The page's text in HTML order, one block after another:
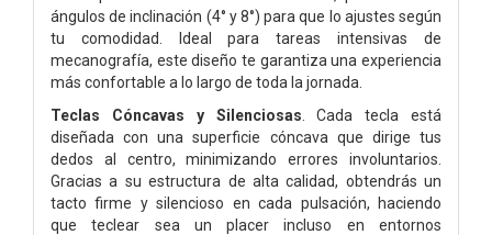
ángulos de inclinación (4° y 8°) para que lo ajustes según
tu comodidad. Ideal para tareas intensivas de
mecanografía, este diseño te garantiza una experiencia
más confortable a lo largo de toda la jornada.
Teclas Cóncavas y Silenciosas . Cada tecla está
diseñada con una superficie cóncava que dirige tus
dedos al centro, minimizando errores involuntarios.
Gracias a su estructura de alta calidad, obtendrás un
tacto firme y silencioso en cada pulsación, haciendo
que teclear sea un placer incluso en entornos